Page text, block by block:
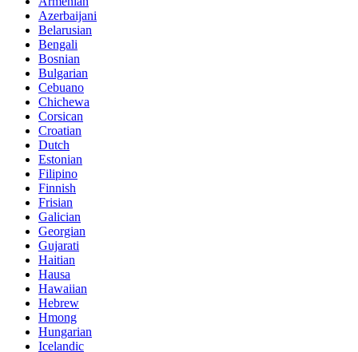
Azerbaijani
Belarusian
Bengali
Bosnian
Bulgarian
Cebuano
Chichewa
Corsican
Croatian
Dutch
Estonian
Filipino
Finnish
Frisian
Galician
Georgian
Gujarati
Haitian
Hausa
Hawaiian
Hebrew
Hmong
Hungarian
Icelandic